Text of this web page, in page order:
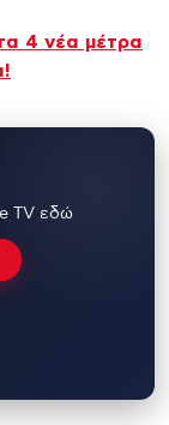
4 νέα μέτρα
TV εδώ